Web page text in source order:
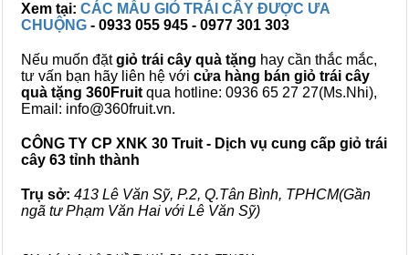
Xem tại: CÁC MẪU GIỎ TRÁI CÂY ĐƯỢC ƯA
CHUỘNG - 0933 055 945 - 0977 301 303
Nếu muốn đặtgiỏ trái cây quà tặng hay cần thắc mắc,
tư vấn bạn hãy liên hệ với cửa hàng bán giỏ trái cây
quà tặng 360Fruit qua hotline: 0936 65 27 27(Ms.Nhi),
Email: info@360fruit.vn.
CÔNG TY CP XNK 30 Truit - Dịch vụ cung cấp giỏ trái
cây 63 tỉnh thành
Trụ sở: 413 Lê Văn Sỹ, P.2, Q.Tân Bình, TPHCM(Gần
ngã tư Phạm Văn Hai với Lê Văn Sỹ)